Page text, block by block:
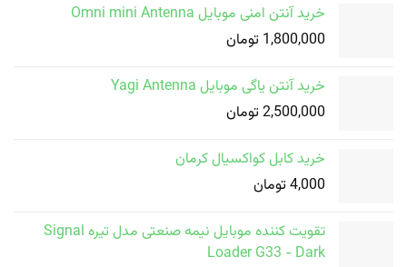
خرید آنتن امنی موبایل Omni mini Antenna
1,800,000 تومان
خرید آنتن یاگی موبایل Yagi Antenna
2,500,000 تومان
خرید کابل کواکسیال کرمان
4,000 تومان
تقویت کننده موبایل نیمه صنعتی مدل تیره Signal
Loader G33 - Dark